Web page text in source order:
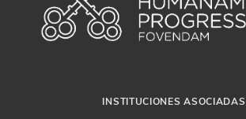
INSTITUCIONES ASOCIADAS